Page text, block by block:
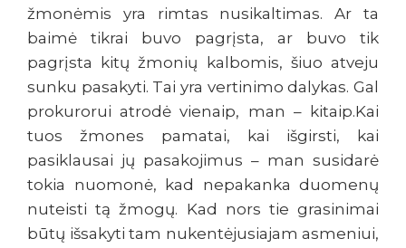
žmonėmis yra rimtas nusikaltimas. Ar ta
baimė tikrai buvo pagrįsta, ar buvo tik
pagrįsta kitų žmonių kalbomis, šiuo atveju
sunku pasakyti. Tai yra vertinimo dalykas. Gal
prokurorui atrodė vienaip, man – kitaip.Kai
tuos žmones pamatai, kai išgirsti, kai
pasiklausai jų pasakojimus – man susidarė
tokia nuomonė, kad nepakanka duomenų
nuteisti tą žmogų. Kad nors tie grasinimai
būtų išsakyti tam nukentėjusiajam asmeniui,